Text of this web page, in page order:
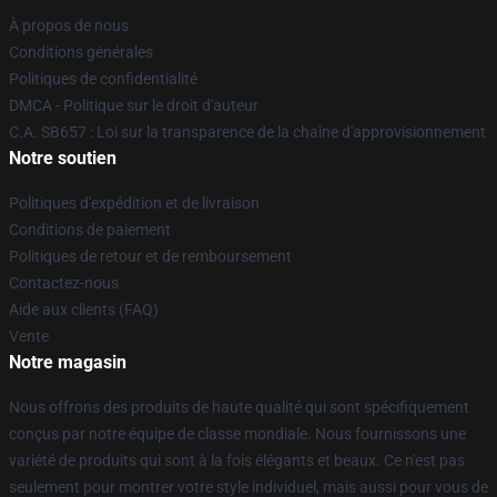
À propos de nous
Conditions générales
Politiques de confidentialité
DMCA - Politique sur le droit d'auteur
C.A. SB657 : Loi sur la transparence de la chaîne d'approvisionnement
Notre soutien
Politiques d'expédition et de livraison
Conditions de paiement
Politiques de retour et de remboursement
Contactez-nous
Aide aux clients (FAQ)
Vente
Notre magasin
Nous offrons des produits de haute qualité qui sont spécifiquement
conçus par notre équipe de classe mondiale. Nous fournissons une
variété de produits qui sont à la fois élégants et beaux. Ce n'est pas
seulement pour montrer votre style individuel, mais aussi pour vous de